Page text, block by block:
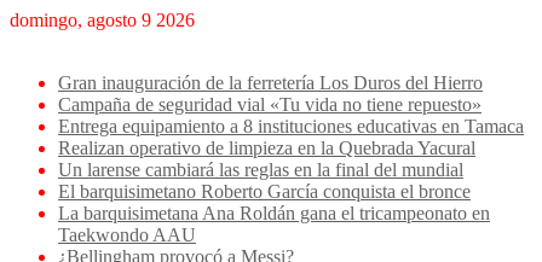
domingo, agosto 9 2026
Gran inauguración de la ferretería Los Duros del Hierro
Campaña de seguridad vial «Tu vida no tiene repuesto»
Entrega equipamiento a 8 instituciones educativas en Tamaca
Realizan operativo de limpieza en la Quebrada Yacural
Un larense cambiará las reglas en la final del mundial
El barquisimetano Roberto García conquista el bronce
La barquisimetana Ana Roldán gana el tricampeonato en
Taekwondo AAU
¿Bellingham provocó a Messi?